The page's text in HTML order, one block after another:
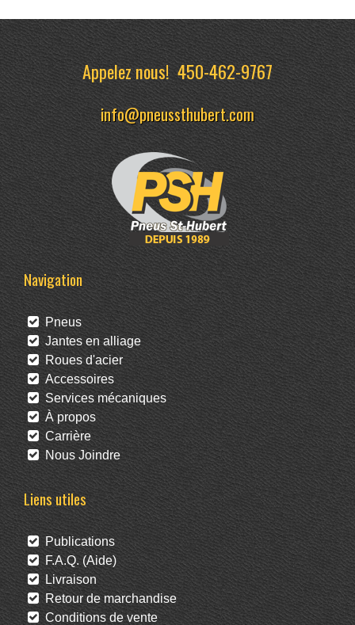
Appelez nous!450-462-9767
info@pneussthubert.com
Navigation
Pneus
Jantes en alliage
Roues d'acier
Accessoires
Services mécaniques
À propos
Carrière
Nous Joindre
Liens utiles
Publications
F.A.Q. (Aide)
Livraison
Retour de marchandise
Conditions de vente